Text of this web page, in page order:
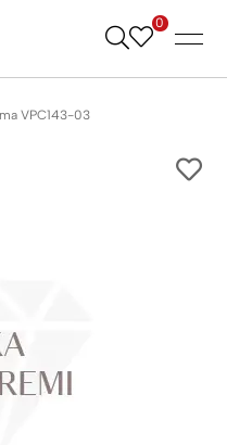
Skip
0
VPC143-03